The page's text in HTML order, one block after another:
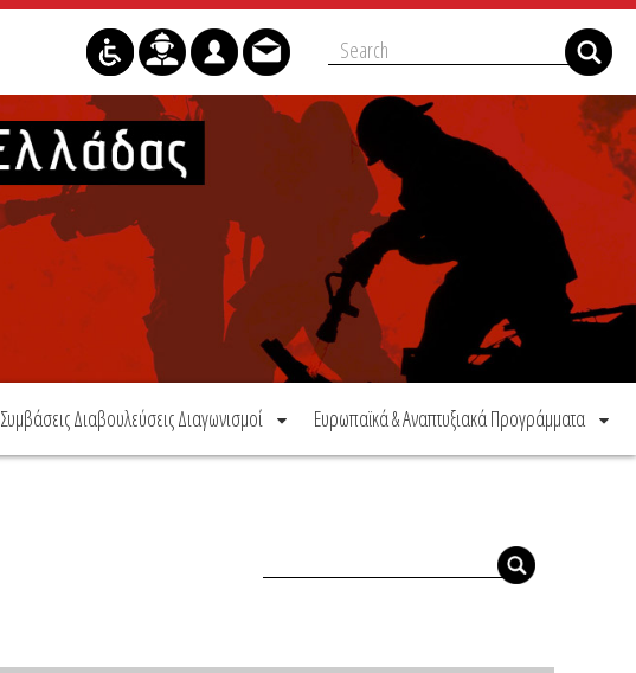
Συμβάσεις Διαβουλεύσεις Διαγωνισμοί Ευρωπαϊκά & Αναπτυξιακά Προγράμματα